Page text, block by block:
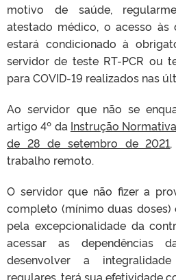
motivo de saúde,
atestado médico, o acesso às
estará condicionado à
servidor de teste RT-PCR ou
para COVID-19 realizados nas
Ao servidor que não se
artigo 4º da Instrução
de 28 de setembro de 2021
trabalho remoto.
O servidor que não fizer a
completo (mínimo duas doses)
pela excepcionalidade da
acessar as dependências
desenvolver a
regulares, terá sua efetividade